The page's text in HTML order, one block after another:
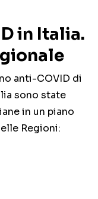
in Italia.
anti-COVID di
sono state
in un piano
Regioni: